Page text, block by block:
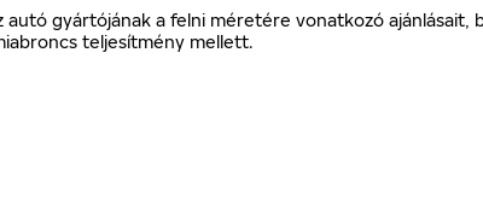
gyártójának a felni méretére vonatkozó
teljesítmény mellett.